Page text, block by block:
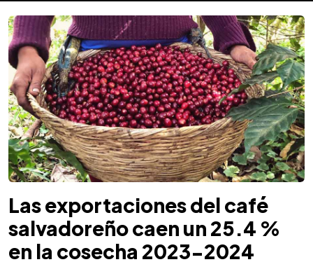
Las exportaciones del café
salvadoreño caen un 25.4 %
en la cosecha 2023-2024